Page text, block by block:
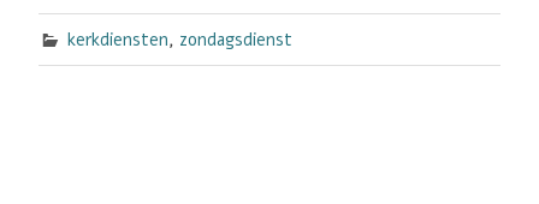
kerkdiensten, zondagsdienst